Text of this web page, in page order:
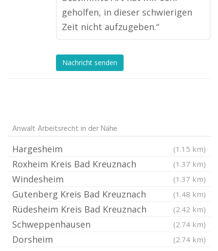
geholfen, in dieser schwierigen
Zeit nicht aufzugeben.“
Nachricht senden
Anwalt Arbeitsrecht in der Nähe
Hargesheim (1.15 km)
Roxheim Kreis Bad Kreuznach (1.37 km)
Windesheim (1.37 km)
Gutenberg Kreis Bad Kreuznach (1.48 km)
Rüdesheim Kreis Bad Kreuznach (2.42 km)
Schweppenhausen (2.74 km)
Dorsheim (2.74 km)